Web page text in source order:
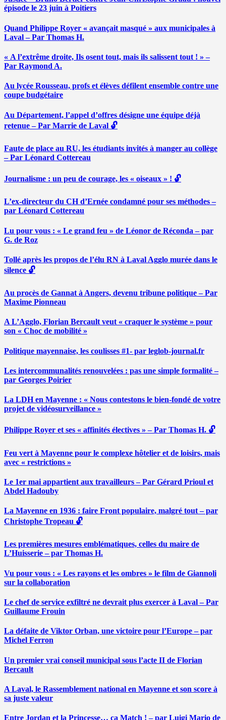
épisode le 23 juin à Poitiers
Quand Philippe Royer « avançait masqué » aux municipales à
Laval – Par Thomas H.
« A l’extrême droite, Ils osent tout, mais ils salissent tout ! » –
Par Raymond A.
Au lycée Rousseau, profs et élèves défilent ensemble contre une
coupe budgétaire
Au Département, l’appel d’offres désigne une équipe déjà
retenue – Par Marrie de Laval 🔓
Faute de place au RU, les étudiants invités à manger au collège
– Par Léonard Cottereau
Journalisme : un peu de courage, les « oiseaux » ! 🔓
L’ex-directeur du CH d’Ernée condamné pour ses méthodes –
par Léonard Cottereau
Lu pour vous : « Le grand feu » de Léonor de Réconda – par
G. de Roz
Tollé après les propos de l’élu RN à Laval Agglo murée dans le
silence 🔓
Au procès de Gannat à Angers, devenu tribune politique – Par
Maxime Pionneau
A L’Agglo, Florian Bercault veut « craquer le système » pour
son « Choc de mobilité »
Politique mayennaise, les coulisses #1- par leglob-journal.fr
Les intercommunalités renouvelées : pas une simple formalité –
par Georges Poirier
La LDH en Mayenne : « Nous contestons le bien-fondé de votre
projet de vidéosurveillance »
Philippe Royer et ses « affinités électives » – Par Thomas H. 🔓
Feu vert à Mayenne pour le complexe hôtelier et de loisirs, mais
avec « restrictions »
Le 1er mai appartient aux travailleurs – Par Gérard Prioul et
Abdel Hadouby
La Mayenne en 1936 : faire Front populaire, malgré tout – par
Christophe Tropeau 🔓
Les premières mesures emblématiques, celles du maire de
L’Huisserie – par Thomas H.
Vu pour vous : « Les rayons et les ombres » le film de Giannoli
sur la collaboration
Le chef de service exfiltré ne devrait plus exercer à Laval – Par
Guillaume Frouin
La défaite de Viktor Orban, une victoire pour l’Europe – par
Michel Ferron
Un premier vrai conseil municipal sous l’acte II de Florian
Bercault
A Laval, le Rassemblement national en Mayenne et son score à
sa juste valeur
Entre Jordan et la Princesse… ça Match ! – par Luigi Mario de